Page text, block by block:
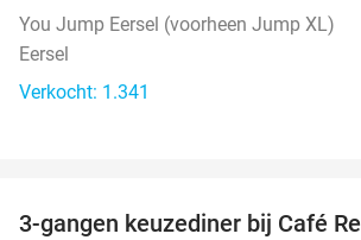
You Jump Eersel (voorheen Jump XL)
Eersel
Verkocht: 1.341
3-gangen keuzediner bij Café